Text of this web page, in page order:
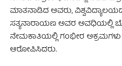
ಮಾತನಾಡಿದ ಅವರು,
ಸತ್ಯನಾರಾಯಣ ಅವರ ಅವಧಿಯಲ್ಲಿ
ನೇಮಕಾತಿಯಲ್ಲಿ ಗಂಭೀರ
ಆರೋಪಿಸಿದರು.